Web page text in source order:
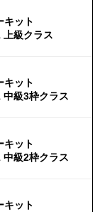
キット
上級クラス
キット
中級3枠クラス
キット
中級2枠クラス
キット